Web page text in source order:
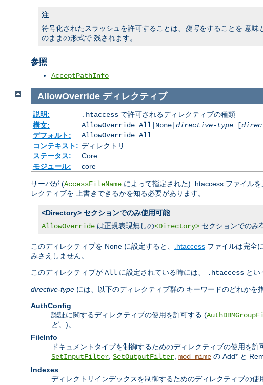
注
符号化されたスラッシュを許可することは、 復号をすることを 意味
のままの形式で 残されます。
参照
AcceptPathInfo
AllowOverride ディレクティブ
説明: .htaccessで許可されるディレクティブの種類
構文:
AllowOverride All|None| directive-type[
デフォルト:
AllowOverride All
コンテキスト: ディレクトリ
ステータス:
Core
モジュール:
core
サーバが (AccessFileName によって指定された) .htaccess ファイル
レクティブを 上書きできるかを知る必要があります。
<Directory> セクションでのみ使用可能
AllowOverride は正規表現無しの<Directory> セクションでのみ
このディレクティブを None に設定すると、 .htaccess ファイルは完全
みさえしません。
このディレクティブが All に設定されている時には、 .htaccess とい
directive-type には、以下のディレクティブ群の キーワードのどれかを
AuthConfig
認証に関するディレクティブの使用を許可する (
ど。 )。
FileInfo
ドキュメントタイプを制御するためのディレクティブの使用を許
SetInputFilter, SetOutputFilter, mod_mime の Add* と
Indexes
ディレクトリインデックスを制御するためのディレクティブの使